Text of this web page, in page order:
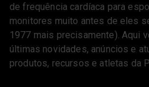
de frequência cardíaca para
monitores muito antes de eles
1977 mais precisamente). Aqui
últimas novidades, anúncios e
produtos, recursos e atletas da